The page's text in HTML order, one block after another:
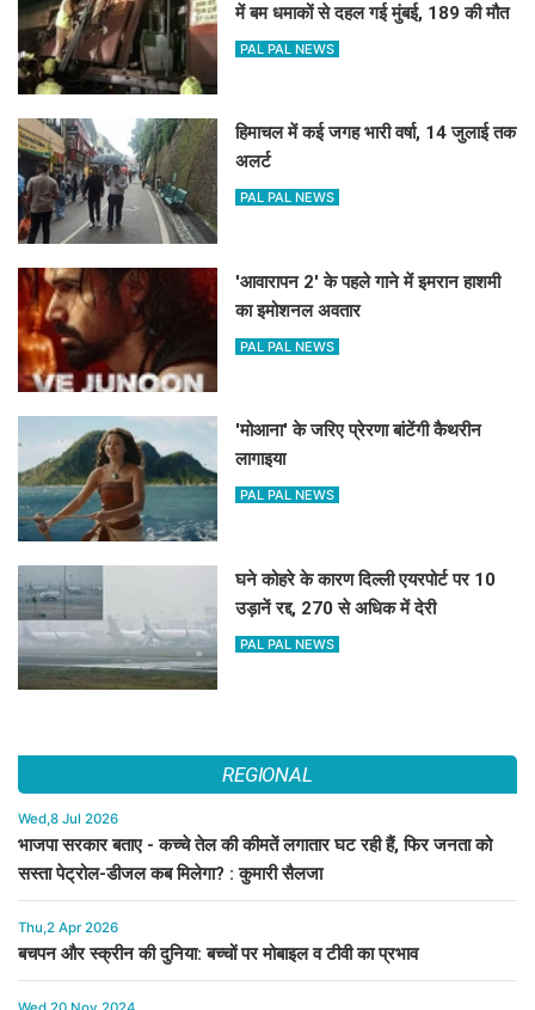
में बम धमाकों से दहल गई मुंबई, 189 की मौत
PAL PAL NEWS
हिमाचल में कई जगह भारी वर्षा, 14 जुलाई तक
अलर्ट
PAL PAL NEWS
'आवारापन 2' के पहले गाने में इमरान हाशमी
का इमोशनल अवतार
PAL PAL NEWS
'मोआना' के जरिए प्रेरणा बांटेंगी कैथरीन
लागाइया
PAL PAL NEWS
घने कोहरे के कारण दिल्ली एयरपोर्ट पर 10
उड़ानें रद्द, 270 से अधिक में देरी
PAL PAL NEWS
REGIONAL
Wed,8 Jul 2026
भाजपा सरकार बताए - कच्चे तेल की कीमतें लगातार घट रही हैं, फिर जनता को
सस्ता पेट्रोल-डीजल कब मिलेगा? : कुमारी सैलजा
Thu,2 Apr 2026
बचपन और स्क्रीन की दुनिया: बच्चों पर मोबाइल व टीवी का प्रभाव